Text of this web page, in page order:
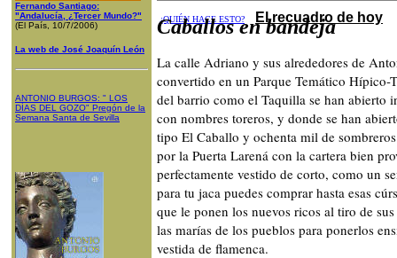
Fernando Santiago:
"Andalucía, ¿Tercer Mundo?"
(El País, 10/7/2006)
La web de José Joaquín León
ANTONIO BURGOS: " LOS
DÍAS DEL GOZO" Pregón de la
Semana Santa de Sevilla
¿QUIÉN HACE ESTO? El recuadro de hoy
Caballos en bandeja
La calle Adriano y sus alrededores de
convertido en un Parque Temático
del barrio como el Taquilla se han abierto
con nombres toreros, y donde se han
tipo El Caballo y ochenta mil de
por la Puerta Larená con la cartera bien
perfectamente vestido de corto, como un
para tu jaca puedes comprar hasta esas
que le ponen los nuevos ricos al tiro de
las marías de los pueblos para ponerlos
vestida de flamenca.